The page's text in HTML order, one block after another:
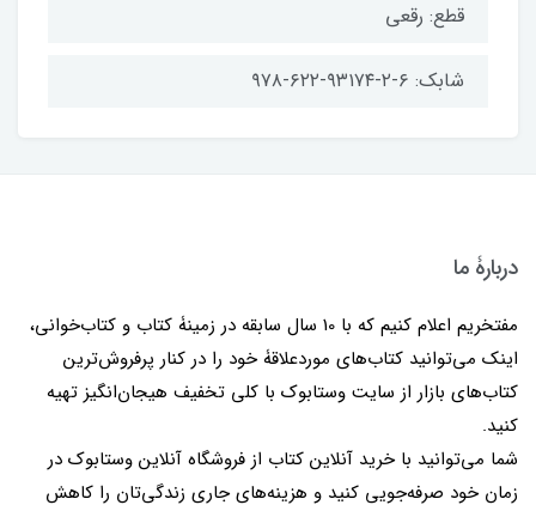
قطع: رقعی
شابک: ۶-۲-۹۳۱۷۴-۶۲۲-۹۷۸
دربارۀ ما
مفتخریم اعلام کنیم که با 10 سال سابقه در زمینۀ کتاب و کتاب‌خوانی،
اینک می‌توانید کتاب‌های موردعلاقۀ خود را در کنار پرفروش‌ترین
کتاب‌های بازار از سایت وستابوک با کلی تخفیف هیجان‌انگیز تهیه
کنید.
شما می‌توانید با خرید آنلاین کتاب از فروشگاه آنلاین وستابوک در
زمان خود صرفه‌جویی کنید و هزینه‌های جاری زندگی‌تان را کاهش